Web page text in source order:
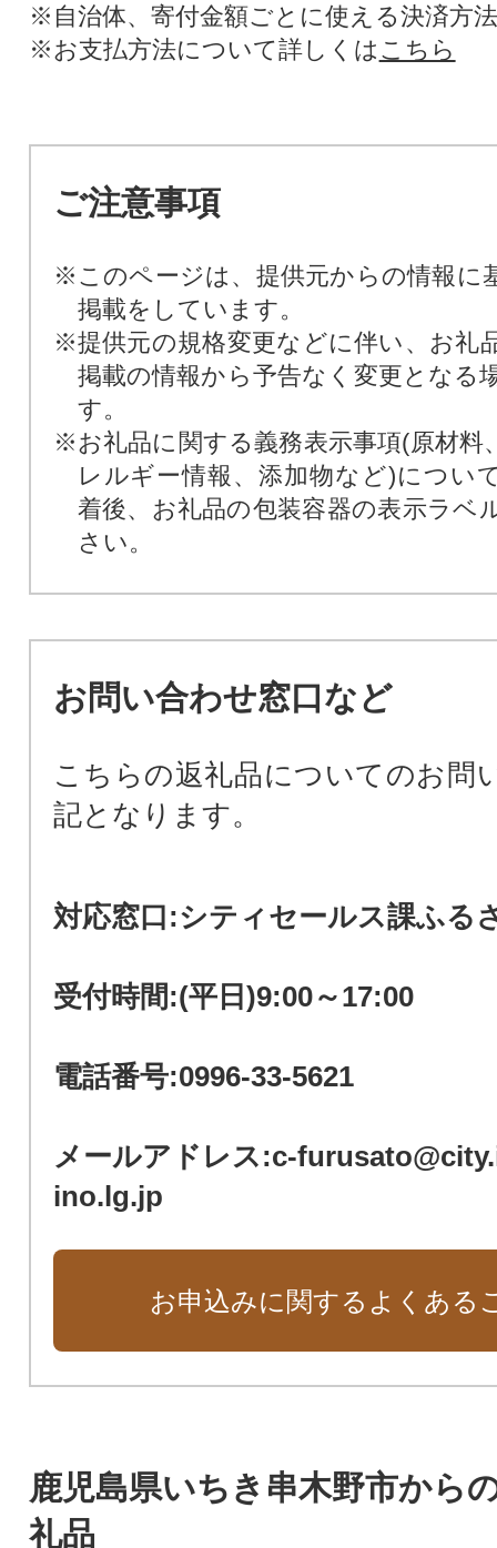
※自治体、寄付金額ごとに使える決済方
※お支払方法について詳しくは こちら
ご注意事項
※このページは、提供元からの情報に
掲載をしています。
※提供元の規格変更などに伴い、お礼
掲載の情報から予告なく変更となる
す。
※お礼品に関する義務表示事項(原材料
レルギー情報、添加物など)につい
着後、お礼品の包装容器の表示ラベ
さい。
お問い合わせ窓口など
こちらの返礼品についてのお問
記となります。
対応窓口:シティセールス課ふる
受付時間:(平日)9:00～17:00
電話番号:0996-33-5621
メールアドレス:c-
ino.lg.jp
お申込みに関するよくある
鹿児島県いちき串木野市から
礼品